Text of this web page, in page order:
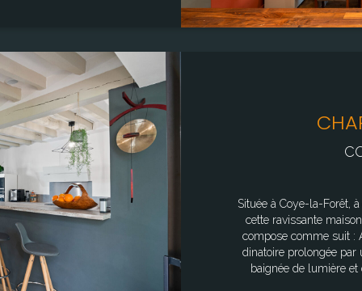
paysager et la forêt de Chantilly.
jardin privatif de 1200m²
et confort de vie moderne.
: "www.georisques.gouv.fr"
Située à Coye-la-Forêt,
cette ravissante
compose comme suit : Au rez-de-chaussée : une entrée, une vaste cuisine
dinatoire prolongée par
baignée de lumière